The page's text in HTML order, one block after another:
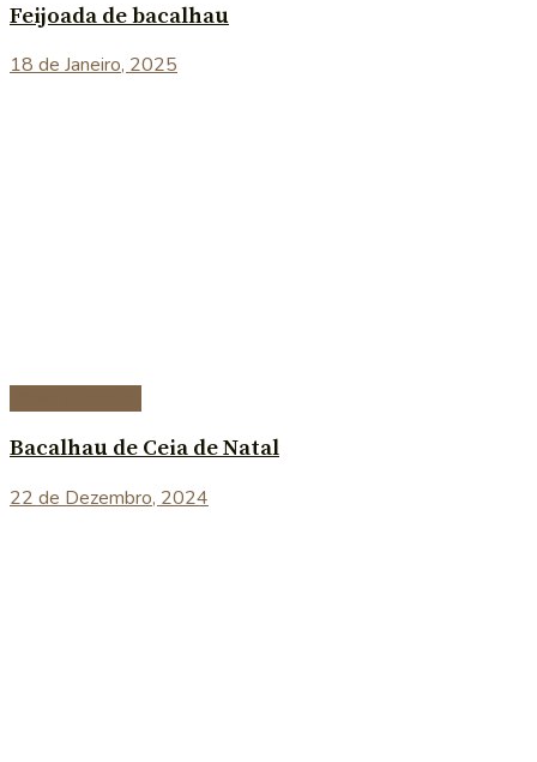
Feijoada de bacalhau
18 de Janeiro, 2025
Bacalhau de Ceia de Natal
22 de Dezembro, 2024